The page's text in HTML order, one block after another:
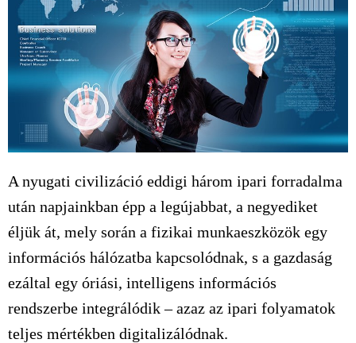
A nyugati civilizáció eddigi három ipari forradalma
után napjainkban épp a legújabbat, a negyediket
éljük át, mely során a fizikai munkaeszközök egy
információs hálózatba kapcsolódnak, s a gazdaság
ezáltal egy óriási, intelligens információs
rendszerbe integrálódik – azaz az ipari folyamatok
teljes mértékben digitalizálódnak.